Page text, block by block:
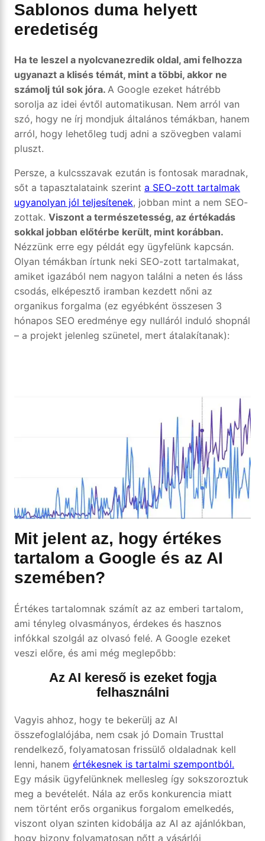
Sablonos duma helyett
eredetiség
Ha te leszel a nyolcvanezredik oldal, ami felhozza
ugyanazt a klisés témát, mint a többi, akkor ne
számolj túl sok jóra. A Google ezeket hátrébb
sorolja az idei évtől automatikusan. Nem arról van
szó, hogy ne írj mondjuk általános témákban, hanem
arról, hogy lehetőleg tudj adni a szövegben valami
pluszt.
Persze, a kulcsszavak ezután is fontosak maradnak,
sőt a tapasztalataink szerint a SEO-zott tartalmak
ugyanolyan jól teljesítenek, jobban mint a nem SEO-
zottak. Viszont a természetesség, az értékadás
sokkal jobban előtérbe került, mint korábban.
Nézzünk erre egy példát egy ügyfelünk kapcsán.
Olyan témákban írtunk neki SEO-zott tartalmakat,
amiket igazából nem nagyon találni a neten és láss
csodás, elképesztő iramban kezdett nőni az
organikus forgalma (ez egyébként összesen 3
hónapos SEO eredménye egy nulláról induló shopnál
– a projekt jelenleg szünetel, mert átalakítanak):
Mit jelent az, hogy értékes
tartalom a Google és az AI
szemében?
Értékes tartalomnak számít az az emberi tartalom,
ami tényleg olvasmányos, érdekes és hasznos
infókkal szolgál az olvasó felé. A Google ezeket
veszi előre, és ami még meglepőbb:
Az AI kereső is ezeket fogja
felhasználni
Vagyis ahhoz, hogy te bekerülj az AI
összefoglalójába, nem csak jó Domain Trusttal
rendelkező, folyamatosan frissülő oldaladnak kell
lenni, hanem értékesnek is tartalmi szempontból.
Egy másik ügyfelünknek mellesleg így sokszoroztuk
meg a bevételét. Nála az erős konkurencia miatt
nem történt erős organikus forgalom emelkedés,
viszont olyan szinten kidobálja az AI az ajánlókban,
hogy bizony folyamatosan nőtt a vásárlói